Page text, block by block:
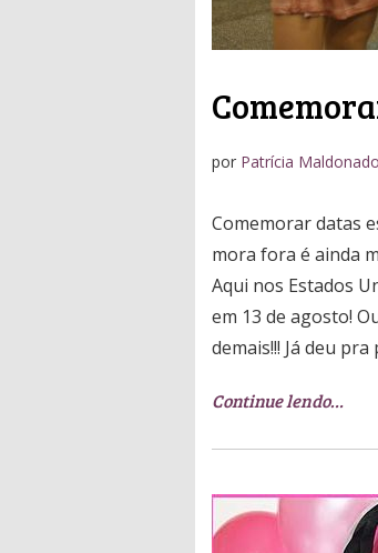
por Patrícia Maldonado
Comemorar datas
mora fora é ainda
Aqui nos Estados
em 13 de agosto!
demais!!! Já deu
Continue lendo…